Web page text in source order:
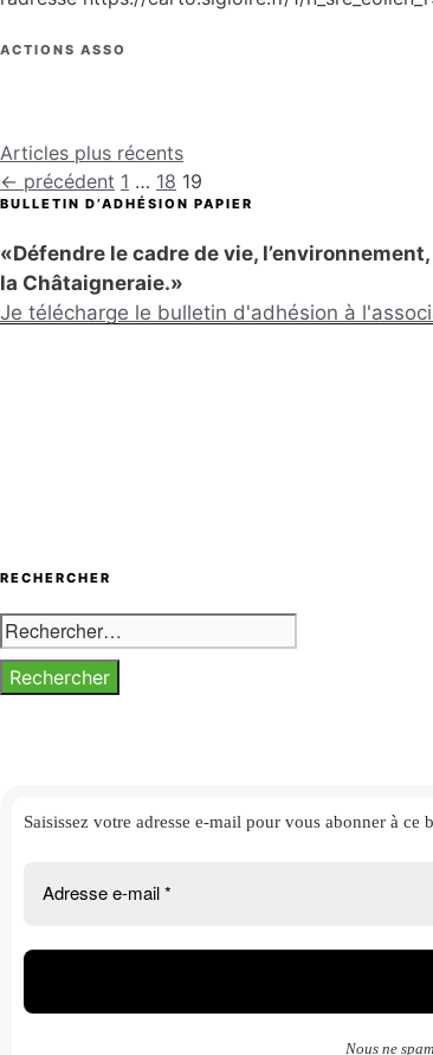
CATÉGORIES
ACTIONS ASSO
Articles plus récents
← précédent Page
1 … Page
18 Page
19
BULLETIN D’ADHÉSION PAPIER
«Défendre le cadre de vie,
la Châtaigneraie.»
Je télécharge le bulletin d'adhésion à
RECHERCHER
Rechercher :
Saisissez votre adresse e-mail pour vous abonner à ce
Nous ne